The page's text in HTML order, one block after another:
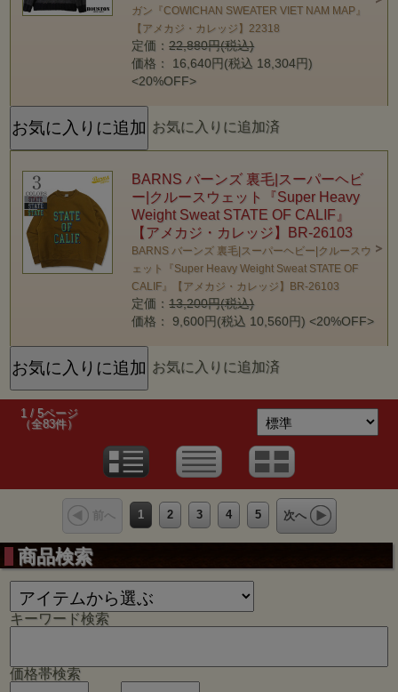
ガン『COWICHAN SWEATER VIET NAM MAP』
【アメカジ・カレッジ】22318
定価：22,880円(税込)
価格： 16,640円(税込 18,304円)
<20%OFF>
お気に入りに追加済
BARNS バーンズ 裏毛|スーパーヘビ
ー|クルースウェット『Super Heavy
Weight Sweat STATE OF CALIF』
【アメカジ・カレッジ】BR-26103
BARNS バーンズ 裏毛|スーパーヘビー|クルースウ
ェット『Super Heavy Weight Sweat STATE OF
CALIF』【アメカジ・カレッジ】BR-26103
定価：13,200円(税込)
価格： 9,600円(税込 10,560円)<20%OFF>
お気に入りに追加済
1 / 5ページ
（全83件）
前へ 1 2 3 4 5 次へ
商品検索
キーワード検索
価格帯検索